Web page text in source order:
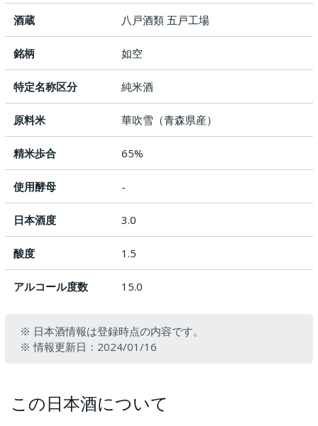
酒蔵 八戸酒類 五戸工場
銘柄 如空
特定名称区分 純米酒
原料米 華吹雪（青森県産）
精米歩合 65%
使用酵母 -
日本酒度 3.0
酸度 1.5
アルコール度数 15.0
※ 日本酒情報は登録時点の内容です。
※ 情報更新日：2024/01/16
この日本酒について